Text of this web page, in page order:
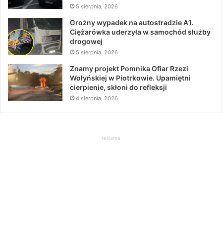
5 sierpnia, 2026
Groźny wypadek na autostradzie A1.
Ciężarówka uderzyła w samochód służby
drogowej
5 sierpnia, 2026
Znamy projekt Pomnika Ofiar Rzezi
Wołyńskiej w Piotrkowie. Upamiętni
cierpienie, skłoni do refleksji
4 sierpnia, 2026
reklama